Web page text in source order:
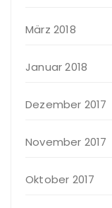
März 2018
Januar 2018
Dezember 2017
November 2017
Oktober 2017